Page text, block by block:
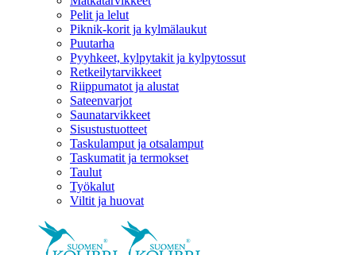
Pelit ja lelut
Piknik-korit ja kylmälaukut
Puutarha
Pyyhkeet, kylpytakit ja kylpytossut
Retkeilytarvikkeet
Riippumatot ja alustat
Sateenvarjot
Saunatarvikkeet
Sisustustuotteet
Taskulamput ja otsalamput
Taskumatit ja termokset
Taulut
Työkalut
Viltit ja huovat